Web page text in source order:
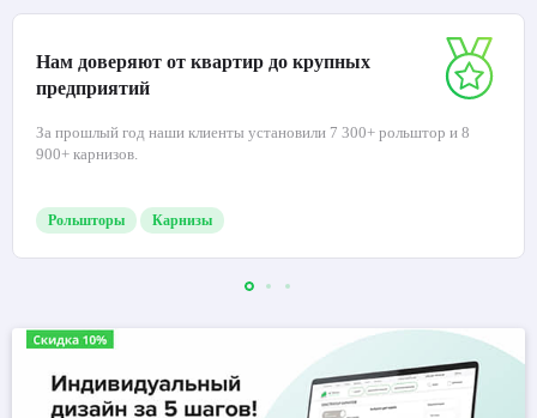
Нам доверяют от квартир до крупных
предприятий
За прошлый год наши клиенты установили 7 300+ рольштор и 8
900+ карнизов.
Рольшторы Карнизы